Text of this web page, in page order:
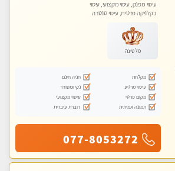
עיסוי מפנק, עיסוי מקצועי, עיסוי
בקלניקה פרטית, עיסוי טנטרה
פלטינה
מקלחת
חניה חינם
עיסוי מרגיע
נקי ומסודר
מקום פרטי
עיסוי מקצועי
תמונה אמיתית
דוברת עיברית
077-8053272